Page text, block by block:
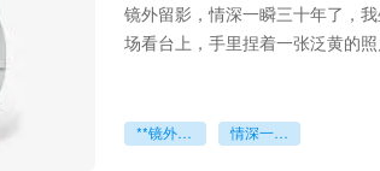
镜外留影，情深一瞬三十年了，
场看台上，手里捏着一张泛黄的
**镜外留影 情深一瞬**